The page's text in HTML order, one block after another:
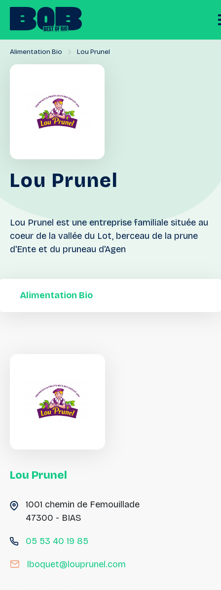
Alimentation Bio Lou Prunel
Lou Prunel
Lou Prunel est une entreprise familiale située au
coeur de la vallée du Lot, berceau de la prune
d'Ente et du pruneau d'Agen
Alimentation Bio
Lou Prunel
1001 chemin de Femouillade
47300 - BIAS
05 53 40 19 85
lboquet@louprunel.com